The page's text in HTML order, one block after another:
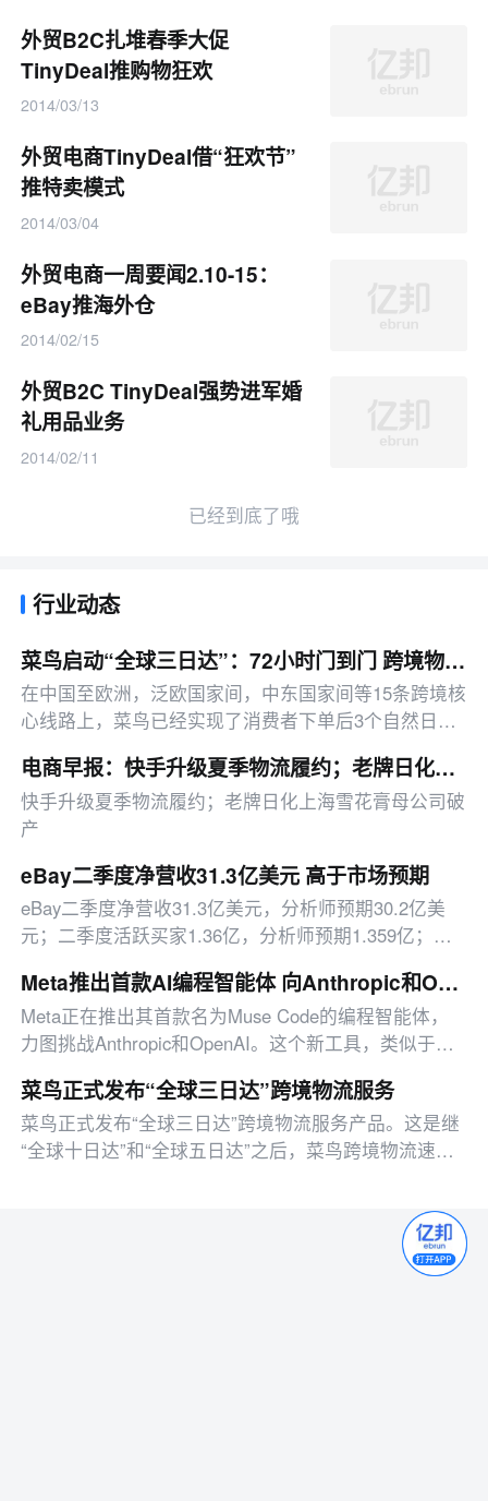
外贸B2C扎堆春季大促
TinyDeal推购物狂欢
2014/03/13
外贸电商TinyDeal借“狂欢节”
推特卖模式
2014/03/04
外贸电商一周要闻2.10-15：
eBay推海外仓
2014/02/15
外贸B2C TinyDeal强势进军婚
礼用品业务
2014/02/11
已经到底了哦
行业动态
菜鸟启动“全球三日达”：72小时门到门 跨境物流时效再提速
在中国至欧洲，泛欧国家间，中东国家间等15条跨境核
心线路上，菜鸟已经实现了消费者下单后3个自然日门
电商早报：快手升级夏季物流履约；老牌日化上海雪花膏母公司破产
快手升级夏季物流履约；老牌日化上海雪花膏母公司破
产
eBay二季度净营收31.3亿美元 高于市场预期
eBay二季度净营收31.3亿美元，分析师预期30.2亿美
元；二季度活跃买家1.36亿，分析师预期1.359亿；二
司预计三季度净营收30.7亿-31.2亿美元
Meta推出首款AI编程智能体 向Anthropic和OpenAI发起挑战
Meta正在推出其首款名为Muse Code的编程智能体，
力图挑战Anthropic和OpenAI。这个新工具，类似于
能够在单一用户界面内更轻松地构建应用程序
菜鸟正式发布“全球三日达”跨境物流服务
菜鸟正式发布“全球三日达”跨境物流服务产品。这是继
“全球十日达”和“全球五日达”之后，菜鸟跨境物流速度